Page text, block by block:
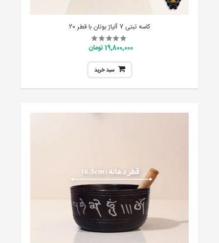
کاسه تبتی 7 آلیاژ بوتان با قطر 20
19,800,000 تومان
سبد خرید